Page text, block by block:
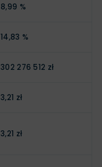
8,99 %
14,83 %
302 276 512 zł
3,21 zł
3,21 zł